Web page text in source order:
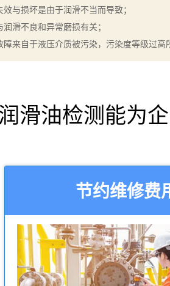
效与损坏是由于润滑不当而导致；
润滑不良和异常磨损有关；
障来自于液压介质被污染，污染度等级过高
滑油检测能为
节约维修费